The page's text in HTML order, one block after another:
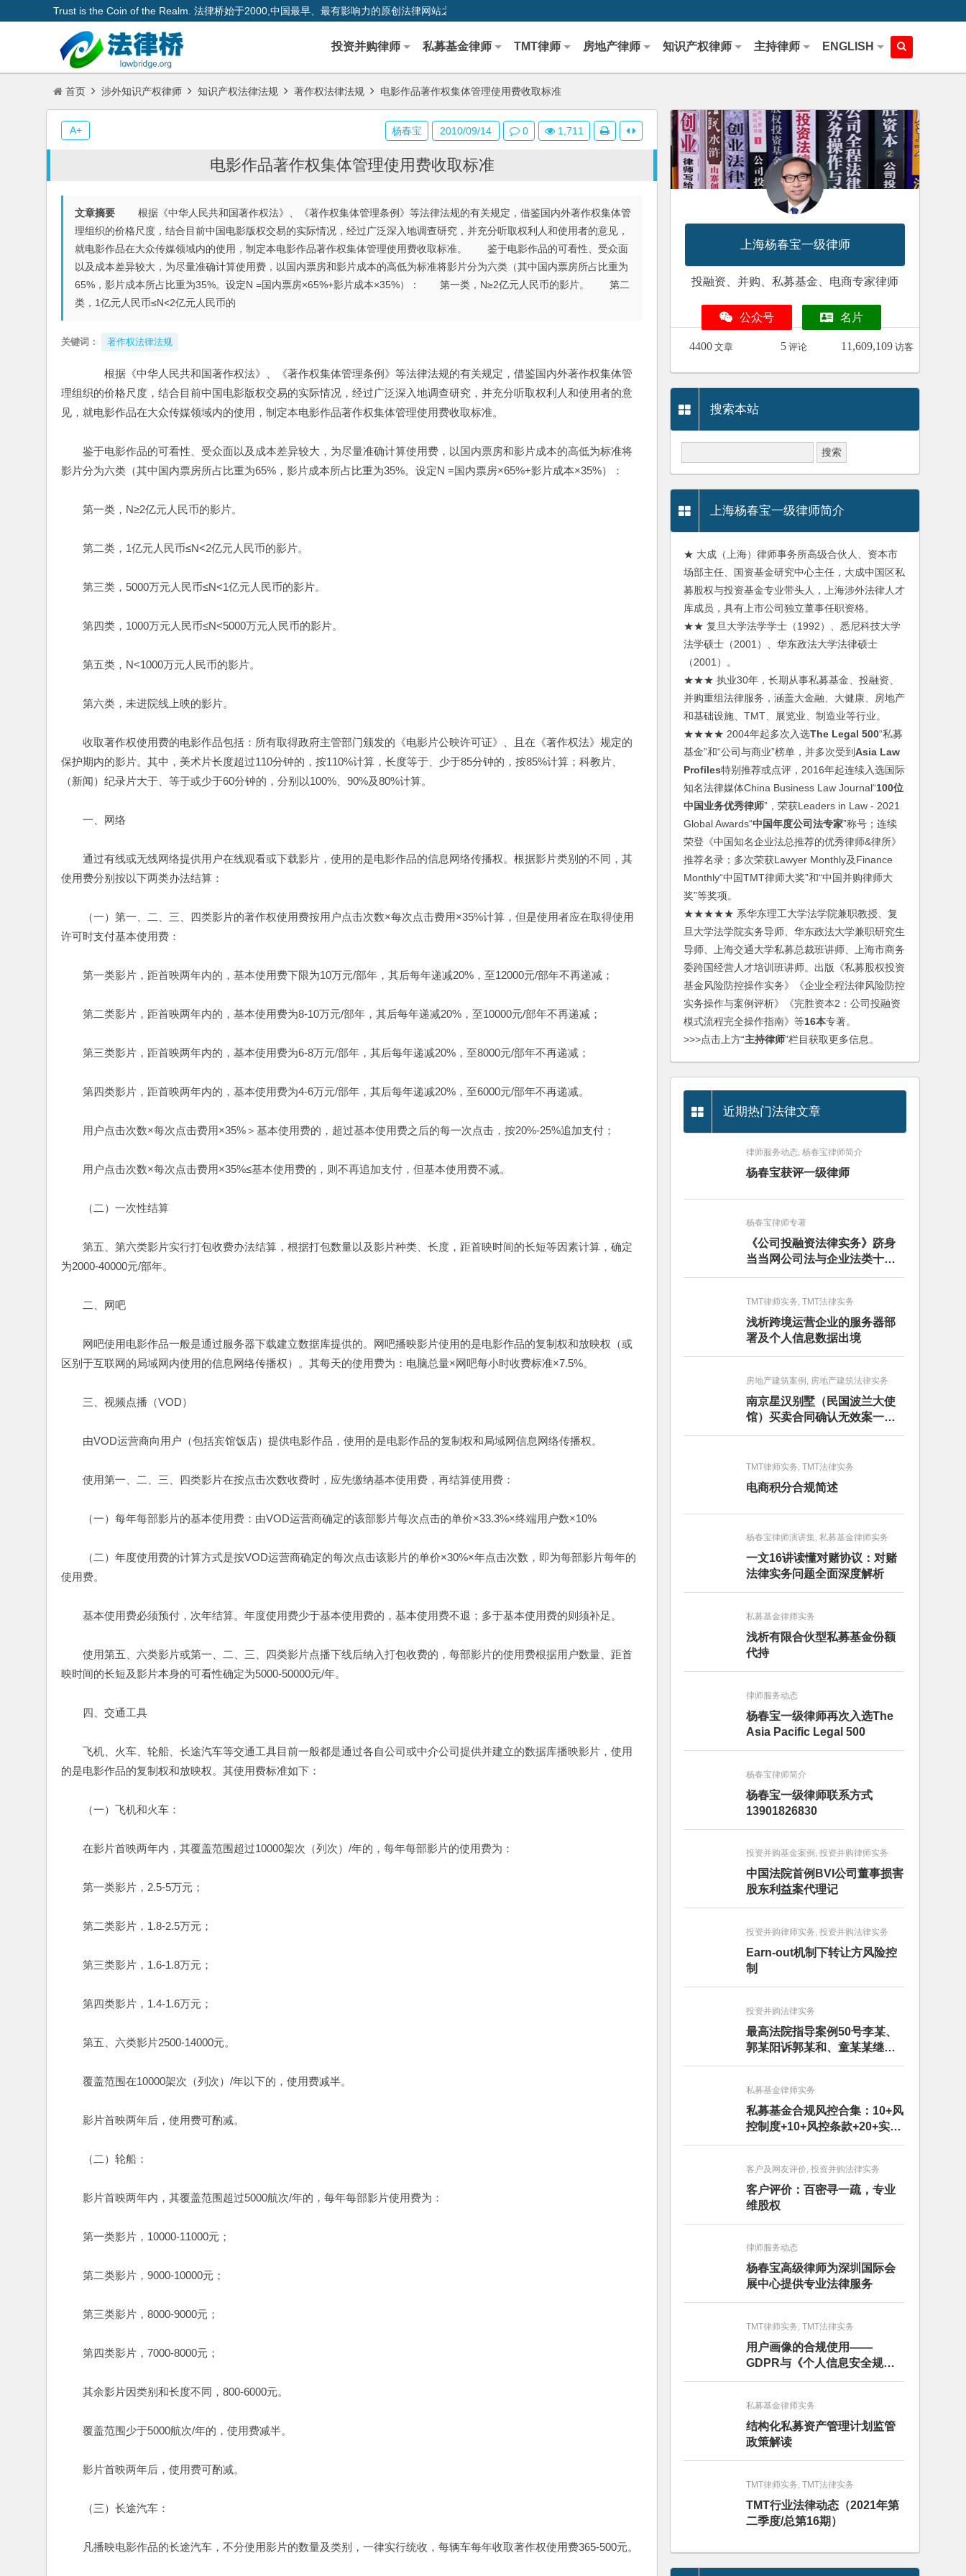
Trust is the Coin of the Realm. 法律桥始于2000,中国最早、最有影响力的原创法律网站之一
投资并购律师 私募基金律师 TMT律师 房地产律师 知识产权律师 主持律师 ENGLISH
首页 涉外知识产权律师 知识产权法律法规 著作权法律法规 电影作品著作权集体管理使用费收取标准
电影作品著作权集体管理使用费收取标准
文章摘要 根据《中华人民共和国著作权法》、《著作权集体管理条例》等法律法规的有关规定，借鉴国内外著作权集体管
理组织的价格尺度，结合目前中国电影版权交易的实际情况，经过广泛深入地调查研究，并充分听取权利人和使用者的意见，
就电影作品在大众传媒领域内的使用，制定本电影作品著作权集体管理使用费收取标准。 鉴于电影作品的可看性、受众面
以及成本差异较大，为尽量准确计算使用费，以国内票房和影片成本的高低为标准将影片分为六类（其中国内票房所占比重为
65%，影片成本所占比重为35%。设定N =国内票房×65%+影片成本×35%）： 第一类，N≥2亿元人民币的影片。 第二
类，1亿元人民币≤N<2亿元人民币的
关键词： 著作权法律法规
根据《中华人民共和国著作权法》、《著作权集体管理条例》等法律法规的有关规定，借鉴国内外著作权集体管
理组织的价格尺度，结合目前中国电影版权交易的实际情况，经过广泛深入地调查研究，并充分听取权利人和使用者的意
见，就电影作品在大众传媒领域内的使用，制定本电影作品著作权集体管理使用费收取标准。
鉴于电影作品的可看性、受众面以及成本差异较大，为尽量准确计算使用费，以国内票房和影片成本的高低为标准将
影片分为六类（其中国内票房所占比重为65%，影片成本所占比重为35%。设定N =国内票房×65%+影片成本×35%）：
第一类，N≥2亿元人民币的影片。
第二类，1亿元人民币≤N<2亿元人民币的影片。
第三类，5000万元人民币≤N<1亿元人民币的影片。
第四类，1000万元人民币≤N<5000万元人民币的影片。
第五类，N<1000万元人民币的影片。
第六类，未进院线上映的影片。
收取著作权使用费的电影作品包括：所有取得政府主管部门颁发的《电影片公映许可证》、且在《著作权法》规定的
保护期内的影片。其中，美术片长度超过110分钟的，按110%计算，长度等于、少于85分钟的，按85%计算；科教片、
（新闻）纪录片大于、等于或少于60分钟的，分别以100%、90%及80%计算。
一、网络
通过有线或无线网络提供用户在线观看或下载影片，使用的是电影作品的信息网络传播权。根据影片类别的不同，其
使用费分别按以下两类办法结算：
（一）第一、二、三、四类影片的著作权使用费按用户点击次数×每次点击费用×35%计算，但是使用者应在取得使用
许可时支付基本使用费：
第一类影片，距首映两年内的，基本使用费下限为10万元/部年，其后每年递减20%，至12000元/部年不再递减；
第二类影片，距首映两年内的，基本使用费为8-10万元/部年，其后每年递减20%，至10000元/部年不再递减；
第三类影片，距首映两年内的，基本使用费为6-8万元/部年，其后每年递减20%，至8000元/部年不再递减；
第四类影片，距首映两年内的，基本使用费为4-6万元/部年，其后每年递减20%，至6000元/部年不再递减。
用户点击次数×每次点击费用×35%＞基本使用费的，超过基本使用费之后的每一次点击，按20%-25%追加支付；
用户点击次数×每次点击费用×35%≤基本使用费的，则不再追加支付，但基本使用费不减。
（二）一次性结算
第五、第六类影片实行打包收费办法结算，根据打包数量以及影片种类、长度，距首映时间的长短等因素计算，确定
为2000-40000元/部年。
二、网吧
网吧使用电影作品一般是通过服务器下载建立数据库提供的。网吧播映影片使用的是电影作品的复制权和放映权（或
区别于互联网的局域网内使用的信息网络传播权）。其每天的使用费为：电脑总量×网吧每小时收费标准×7.5%。
三、视频点播（VOD）
由VOD运营商向用户（包括宾馆饭店）提供电影作品，使用的是电影作品的复制权和局域网信息网络传播权。
使用第一、二、三、四类影片在按点击次数收费时，应先缴纳基本使用费，再结算使用费：
（一）每年每部影片的基本使用费：由VOD运营商确定的该部影片每次点击的单价×33.3%×终端用户数×10%
（二）年度使用费的计算方式是按VOD运营商确定的每次点击该影片的单价×30%×年点击次数，即为每部影片每年的
使用费。
基本使用费必须预付，次年结算。年度使用费少于基本使用费的，基本使用费不退；多于基本使用费的则须补足。
使用第五、六类影片或第一、二、三、四类影片点播下线后纳入打包收费的，每部影片的使用费根据用户数量、距首
映时间的长短及影片本身的可看性确定为5000-50000元/年。
四、交通工具
飞机、火车、轮船、长途汽车等交通工具目前一般都是通过各自公司或中介公司提供并建立的数据库播映影片，使用
的是电影作品的复制权和放映权。其使用费标准如下：
（一）飞机和火车：
在影片首映两年内，其覆盖范围超过10000架次（列次）/年的，每年每部影片的使用费为：
第一类影片，2.5-5万元；
第二类影片，1.8-2.5万元；
第三类影片，1.6-1.8万元；
第四类影片，1.4-1.6万元；
第五、六类影片2500-14000元。
覆盖范围在10000架次（列次）/年以下的，使用费减半。
影片首映两年后，使用费可酌减。
（二）轮船：
影片首映两年内，其覆盖范围超过5000航次/年的，每年每部影片使用费为：
第一类影片，10000-11000元；
第二类影片，9000-10000元；
第三类影片，8000-9000元；
第四类影片，7000-8000元；
其余影片因类别和长度不同，800-6000元。
覆盖范围少于5000航次/年的，使用费减半。
影片首映两年后，使用费可酌减。
（三）长途汽车：
凡播映电影作品的长途汽车，不分使用影片的数量及类别，一律实行统收，每辆车每年收取著作权使用费365-500元。
杨春宝 2010/09/14 0 1,711
A+
上海杨春宝一级律师
投融资、并购、私募基金、电商专家律师
公众号 名片
4400 文章 5 评论 11,609,109 访客
搜索本站
上海杨春宝一级律师简介
★ 大成（上海）律师事务所高级合伙人、资本市
场部主任、国资基金研究中心主任，大成中国区私
募股权与投资基金专业带头人，上海涉外法律人才
库成员，具有上市公司独立董事任职资格。
★★ 复旦大学法学学士（1992）、悉尼科技大学
法学硕士（2001）、华东政法大学法律硕士
（2001）。
★★★ 执业30年，长期从事私募基金、投融资、
并购重组法律服务，涵盖大金融、大健康、房地产
和基础设施、TMT、展览业、制造业等行业。
★★★★ 2004年起多次入选The Legal 500“私募
基金”和“公司与商业”榜单，并多次受到Asia Law
Profiles特别推荐或点评，2016年起连续入选国际
知名法律媒体China Business Law Journal“100位
中国业务优秀律师”，荣获Leaders in Law - 2021
Global Awards“中国年度公司法专家”称号；连续
荣登《中国知名企业法总推荐的优秀律师&律所》
推荐名录；多次荣获Lawyer Monthly及Finance
Monthly“中国TMT律师大奖”和“中国并购律师大
奖”等奖项。
★★★★★ 系华东理工大学法学院兼职教授、复
旦大学法学院实务导师、华东政法大学兼职研究生
导师、上海交通大学私募总裁班讲师、上海市商务
委跨国经营人才培训班讲师。出版《私募股权投资
基金风险防控操作实务》《企业全程法律风险防控
实务操作与案例评析》《完胜资本2：公司投融资
模式流程完全操作指南》等16本专著。
>>>点击上方“主持律师”栏目获取更多信息。
近期热门法律文章
律师服务动态, 杨春宝律师简介
杨春宝获评一级律师
杨春宝律师专著
《公司投融资法律实务》跻身
当当网公司法与企业法类十大
畅销图书榜
TMT律师实务, TMT法律实务
浅析跨境运营企业的服务器部
署及个人信息数据出境
房地产建筑案例, 房地产建筑法律实务
南京星汉别墅（民国波兰大使
馆）买卖合同确认无效案一审
判决书
TMT律师实务, TMT法律实务
电商积分合规简述
杨春宝律师演讲集, 私募基金律师实务
一文16讲读懂对赌协议：对赌
法律实务问题全面深度解析
私募基金律师实务
浅析有限合伙型私募基金份额
代持
律师服务动态
杨春宝一级律师再次入选The
Asia Pacific Legal 500
杨春宝律师简介
杨春宝一级律师联系方式
13901826830
投资并购基金案例, 投资并购律师实务
中国法院首例BVI公司董事损害
股东利益案代理记
投资并购律师实务, 投资并购法律实务
Earn-out机制下转让方风险控
制
投资并购法律实务
最高法院指导案例50号李某、
郭某阳诉郭某和、童某某继承
纠纷案
私募基金律师实务
私募基金合规风控合集：10+风
控制度+10+风控条款+20+实务
文章+每月动态
客户及网友评价, 投资并购法律实务
客户评价：百密寻一疏，专业
维股权
律师服务动态
杨春宝高级律师为深圳国际会
展中心提供专业法律服务
TMT律师实务, TMT法律实务
用户画像的合规使用——
GDPR与《个人信息安全规
范》的比较分析
私募基金律师实务
结构化私募资产管理计划监管
政策解读
TMT律师实务, TMT法律实务
TMT行业法律动态（2021年第
二季度/总第16期）